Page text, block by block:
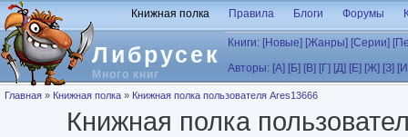
Перейти к основному содержанию
Либрусек
Много книг
Книжная полка Правила Блоги Форумы
Книги: [Новые] [Жанры] [Серии]
Авторы: [А] [Б] [В] [Г] [Д] [Е] [Ж] [З]
Вы здесь
Главная » Книжная полка » Книжная полка пользователя Ares13666
Книжная полка